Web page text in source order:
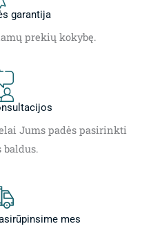
garantija
prekių kokybę.
Jums padės pasirinkti
mes